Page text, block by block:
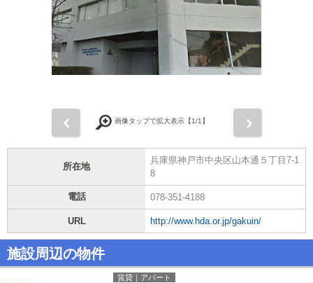
画像タップで拡大表示【1/1】
所在地
兵庫県神戸市中央区山本通５丁目7-1
8
電話 078-351-4188
URL http://www.hda.or.jp/gakuin/
施設周辺の物件
賃貸｜アパート